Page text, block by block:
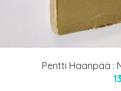
Pentti Haanpää :